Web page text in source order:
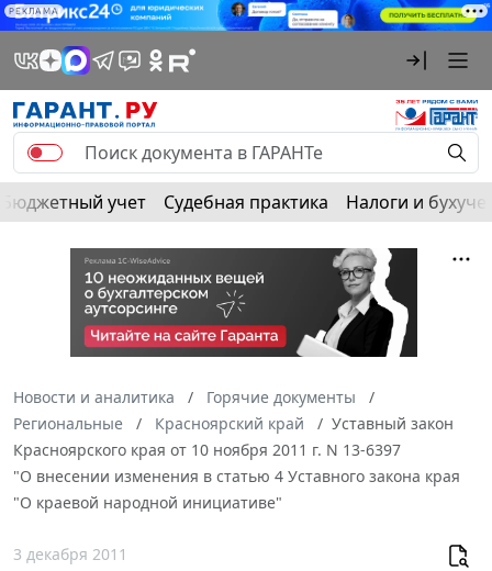
РЕКЛАМА
Бюджетный учет Судебная практика Налоги и
Новости и аналитика
Горячие документы
Региональные
Красноярский край
Уставный закон
Красноярского края от 10 ноября 2011 г. N 13-6397
"О внесении изменения в статью 4 Уставного закона края
"О краевой народной инициативе"
3 декабря 2011